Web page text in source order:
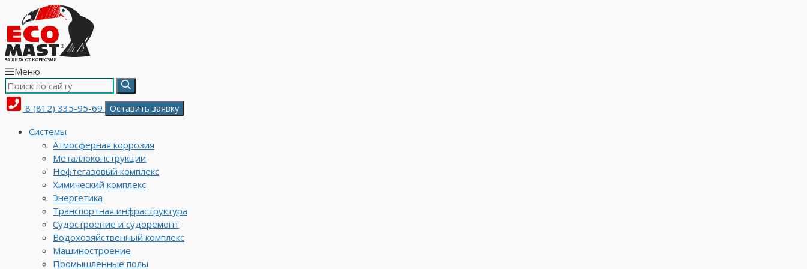
Меню
8 (812) 335-95-69 Оставить заявку
Системы
Атмосферная коррозия
Металлоконструкции
Нефтегазовый комплекс
Химический комплекс
Энергетика
Транспортная инфраструктура
Судостроение и судоремонт
Водохозяйственный комплекс
Машиностроение
Промышленные полы